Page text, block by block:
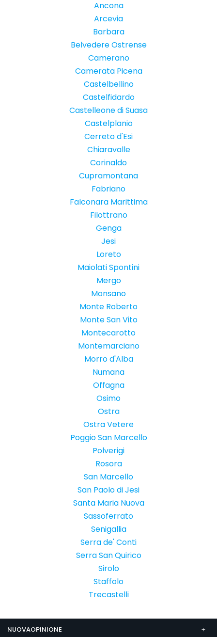
Ancona
Arcevia
Barbara
Belvedere Ostrense
Camerano
Camerata Picena
Castelbellino
Castelfidardo
Castelleone di Suasa
Castelplanio
Cerreto d'Esi
Chiaravalle
Corinaldo
Cupramontana
Fabriano
Falconara Marittima
Filottrano
Genga
Jesi
Loreto
Maiolati Spontini
Mergo
Monsano
Monte Roberto
Monte San Vito
Montecarotto
Montemarciano
Morro d'Alba
Numana
Offagna
Osimo
Ostra
Ostra Vetere
Poggio San Marcello
Polverigi
Rosora
San Marcello
San Paolo di Jesi
Santa Maria Nuova
Sassoferrato
Senigallia
Serra de' Conti
Serra San Quirico
Sirolo
Staffolo
Trecastelli
NUOVAOPINIONE